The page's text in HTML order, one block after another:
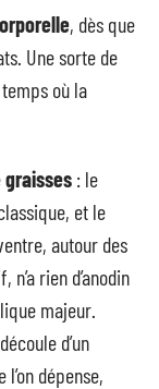
, dès que
Une sorte de
où la
graisses : le
et le
autour des
rien d’anodin
majeur.
découle d’un
dépense,